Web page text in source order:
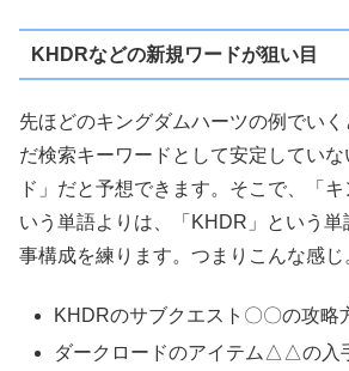
KHDRなどの新規ワードが狙い目
先ほどのキングダムハーツの例でい
だ検索キーワードとして安定してい
ド」だと予想できます。そこで、「
いう単語よりは、「KHDR」という
事構成を練ります。つまりこんな感じ
KHDRのサブクエスト〇〇の攻略
ダークロードのアイテム△△の入